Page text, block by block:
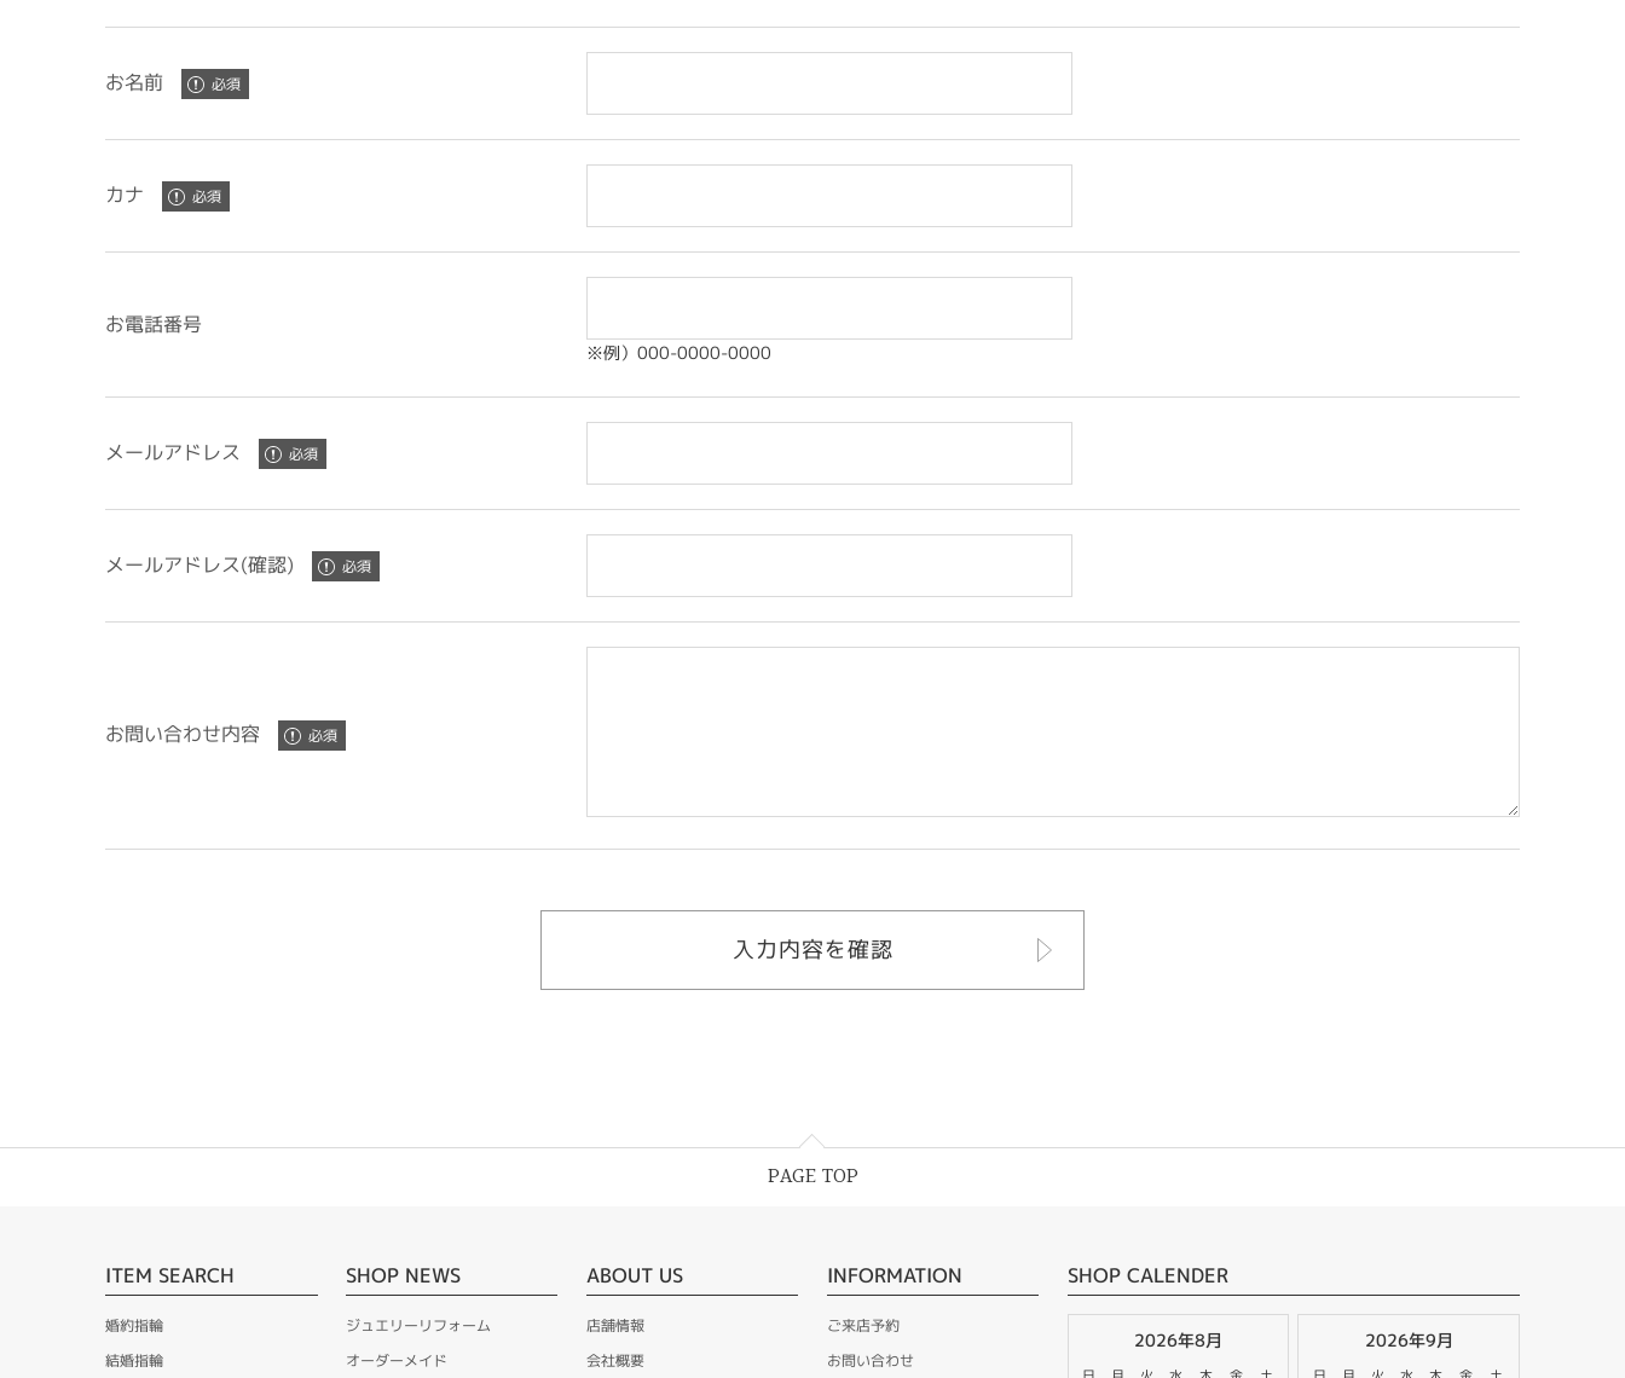
お名前
カナ
お電話番号
※例）000-0000-0000
メールアドレス
メールアドレス(確認)
お問い合わせ内容
PAGE TOP
ITEM SEARCH
婚約指輪
結婚指輪
SHOP NEWS
ジュエリーリフォーム
オーダーメイド
ABOUT US
店舗情報
会社概要
INFORMATION
ご来店予約
お問い合わせ
SHOP CALENDER
2026年8月 2026年9月